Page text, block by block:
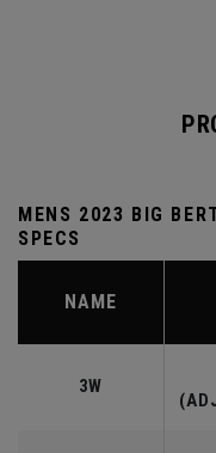
MENS 2023 BIG
SPECS
NAME
3W